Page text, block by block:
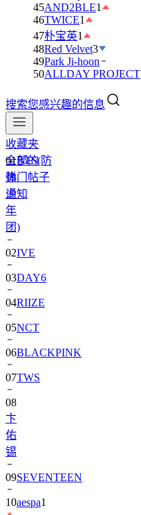
45AND2BLE1
46TWICE1
47朴宝英1
48Red Velvet3
49Park Ji-hoon
50ALLDAY PROJECT
搜索您感兴趣的信息
收藏夹
全部的
热门帖子
通知
01BTS(防
弹
少
年
团)
02IVE
03DAY6
04RIIZE
05NCT
06BLACKPINK
07TWS
08
卞
佑
锡
09SEVENTEEN
10aespa1